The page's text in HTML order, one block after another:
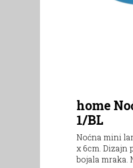
home
1/BL
Noćna mini
x 6cm. Dizajn
bojala mraka.